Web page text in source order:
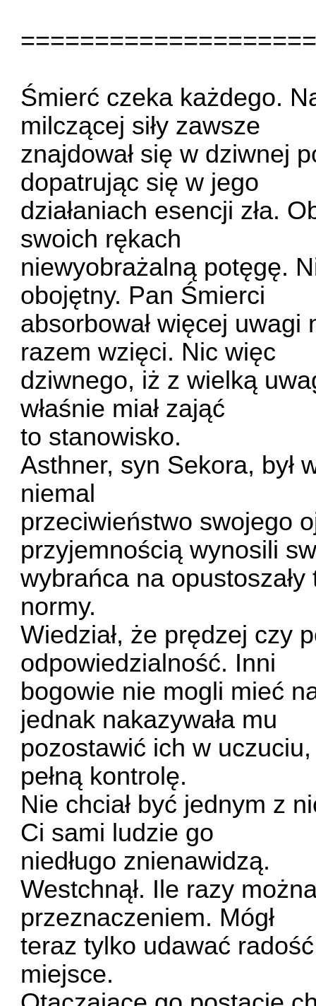
Śmierć czeka każdego.
milczącej siły zawsze
znajdował się w dziwnej
dopatrując się w jego
działaniach esencji zła.
swoich rękach
niewyobrażalną potęgę.
obojętny. Pan Śmierci
absorbował więcej
razem wzięci. Nic więc
dziwnego, iż z wielką
właśnie miał zająć
to stanowisko.
Asthner, syn Sekora, był
niemal
przeciwieństwo swojego
przyjemnością wynosili
wybrańca na
normy.
Wiedział, że prędzej czy
odpowiedzialność. Inni
bogowie nie mogli mieć
jednak nakazywała mu
pozostawić ich w
pełną kontrolę.
Nie chciał być jednym z
Ci sami ludzie go
niedługo znienawidzą.
Westchnął. Ile razy
przeznaczeniem. Mógł
teraz tylko udawać
miejsce.